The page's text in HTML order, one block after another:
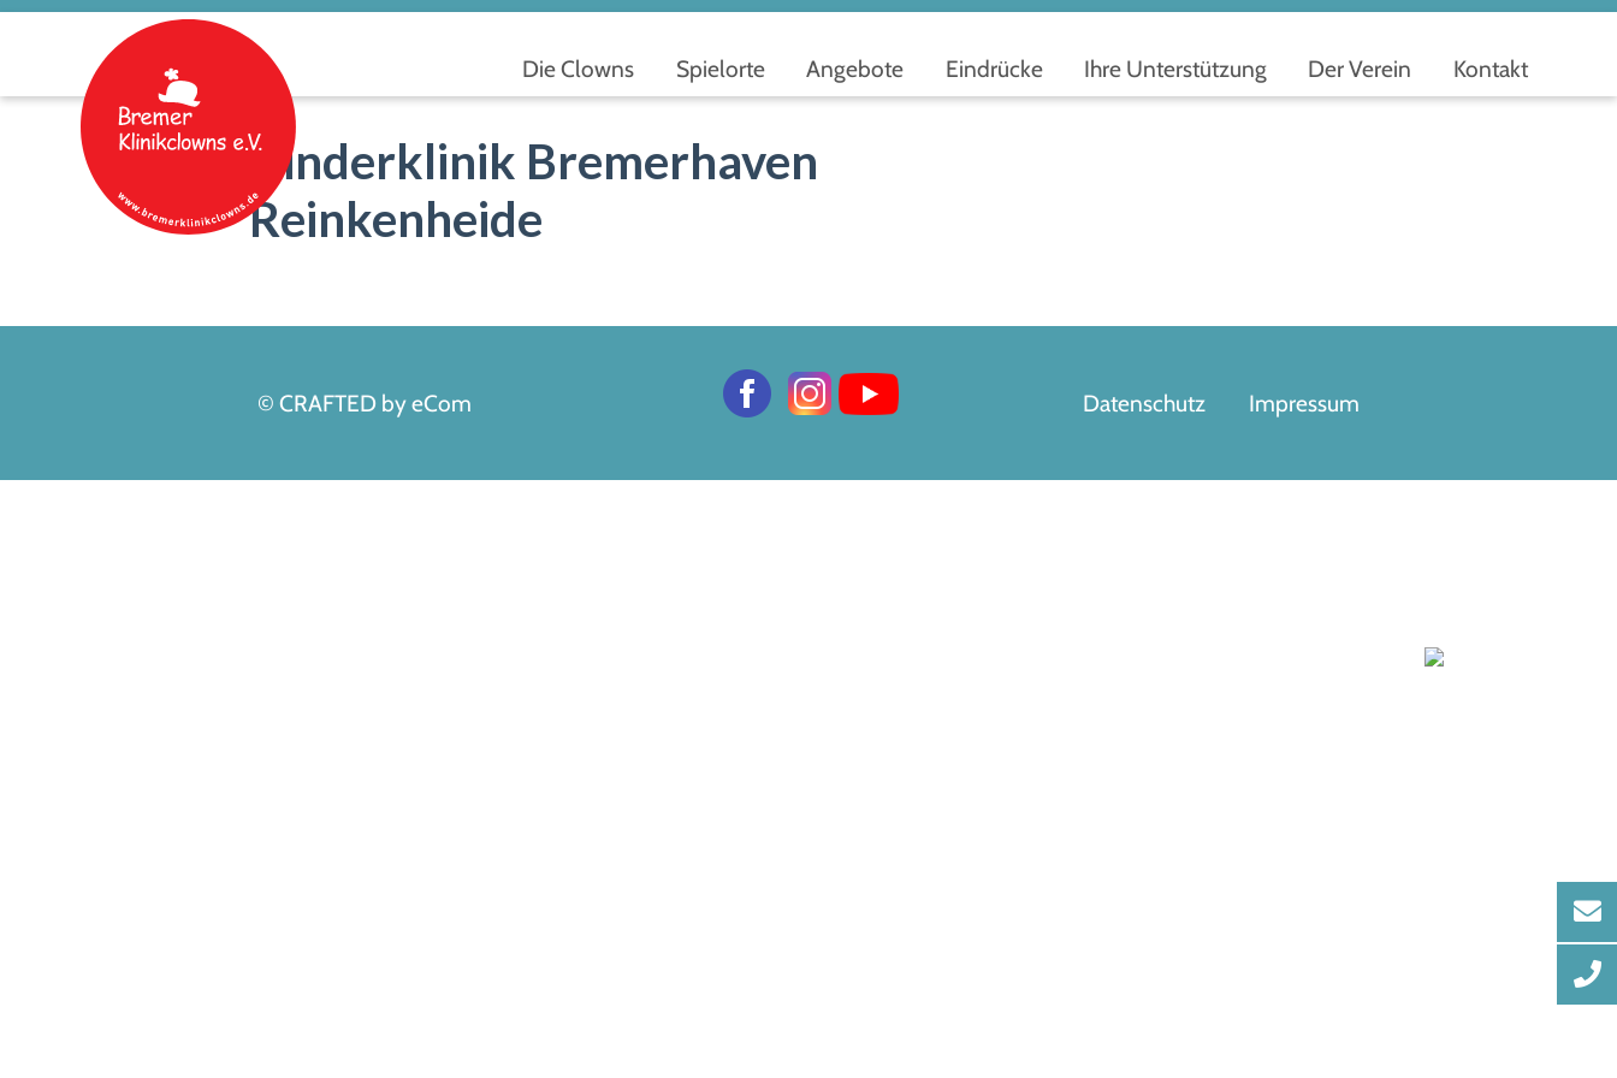
Die Clowns Spielorte Angebote Eindrücke Ihre Unterstützung Der Verein Kontakt
Kinderklinik Bremerhaven
Reinkenheide
© CRAFTED by eCom Datenschutz Impressum